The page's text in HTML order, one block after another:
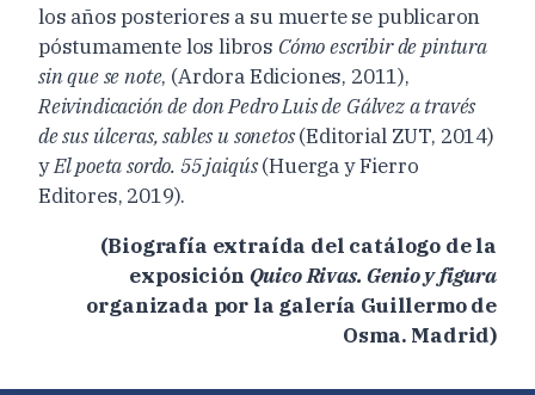
los años posteriores a su muerte se publicaron
póstumamente los libros Cómo escribir de pintura
sin que se note, (Ardora Ediciones, 2011),
Reivindicación de don Pedro Luis de Gálvez a través
de sus úlceras, sables u sonetos(Editorial ZUT, 2014)
yEl poeta sordo. 55 jaiqús(Huerga y Fierro
Editores, 2019).
(Biografía extraída del catálogo de la
exposición Quico Rivas. Genio y figura
organizada por la galería Guillermo de
Osma. Madrid)